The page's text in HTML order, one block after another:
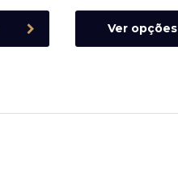
Ver opções